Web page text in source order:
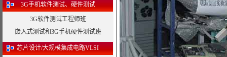
3G手机软件测试、硬件测试
3G软件测试工程师班
嵌入式测试和3G手机硬件测试班
芯片设计/大规模集成电路VLSI